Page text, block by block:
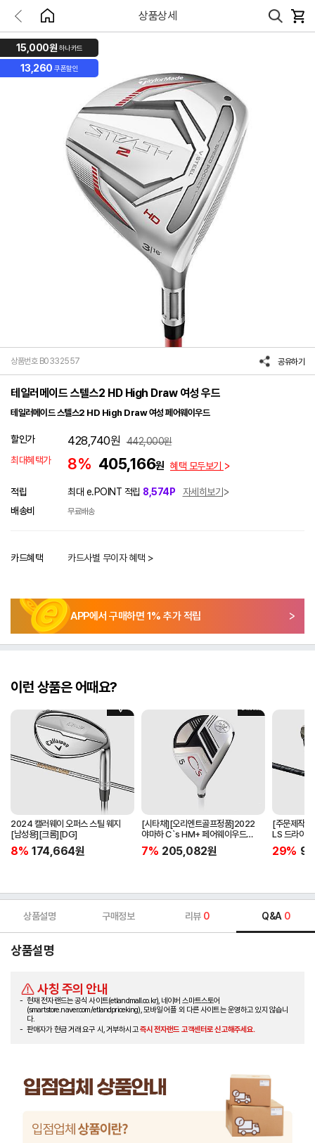
상품상세
15,000원 하나카드
13,260 쿠폰할인
상품번호 B0332557 공유하기
테일러메이드 스텔스2 HD High Draw 여성 우드
테일러메이드 스텔스2 HD High Draw 여성 페어웨이우드
할인가 428,740원 442,000원
최대혜택가
8% 405,166원 혜택 모두보기
적립 최대 e.POINT 적립 8,574P
자세히보기
배송비
무료배송
카드혜택 카드사별 무이자 혜택 >
APP에서 구매하면 1% 추가 적립
이런 상품은 어때요?
2024 캘러웨이 오퍼스 스틸 웨지
[남성용][크롬][DG]
8% 174,664원
[시타채][오리엔트골프정품]2022
야마하 C`s HM+ 페어웨이우드
[여성용][화이트][C`s HM+
ORIGINAL]
7% 205,082원
[주문제작
LS 드라이
BLACK]
29%
상품설명 구매정보 리뷰 0 Q&A 0
상품설명
사칭 주의 안내
현재 전자랜드는 공식 사이트(etlandmall.co.kr), 네이버 스마트스토어
(smartstore.naver.com/etlandpriceking), 모바일 어플 외 다른 사이트는 운영하고 있지 않습니
다.
판매자가 현금 거래 요구 시, 거부하시고즉시 전자랜드 고객센터로 신고해주세요.